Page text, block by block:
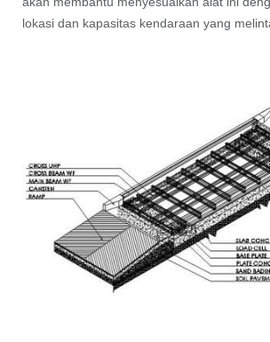
lokasi dan kapasitas kendaraan yang